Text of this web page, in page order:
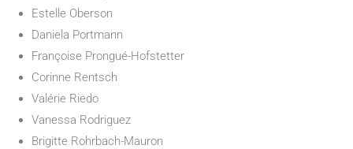
Estelle Oberson
Daniela Portmann
Françoise Prongué-Hofstetter
Corinne Rentsch
Valérie Riedo
Vanessa Rodriguez
Brigitte Rohrbach-Mauron